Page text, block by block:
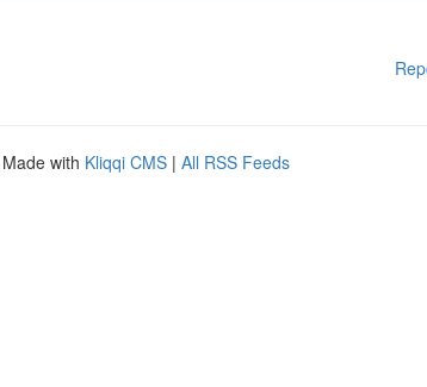
with Kliqqi CMS | All RSS Feeds